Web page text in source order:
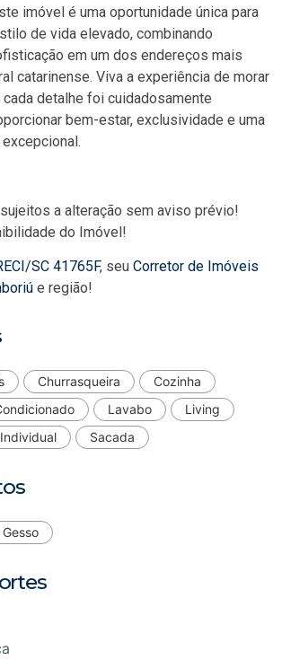
imóvel é uma oportunidade única para
de vida elevado, combinando
em um dos endereços mais
catarinense. Viva a experiência de morar
cada detalhe foi cuidadosamente
bem-estar, exclusividade e uma
a alteração sem aviso prévio!
do Imóvel!
SC 41765F, seu Corretor de Imóveis
e região!
Churrasqueira
Cozinha
Lavabo
Living
Sacada